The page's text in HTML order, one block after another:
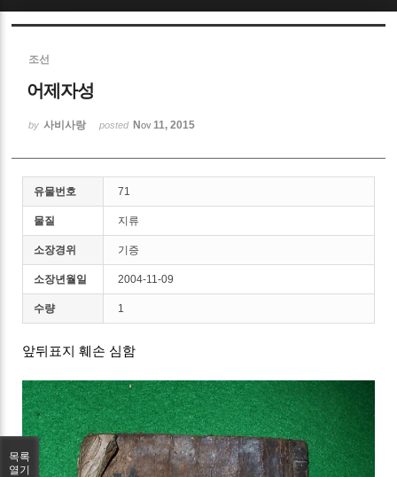
조선
어제자성
by 사비사랑 posted Nov 11, 2015
유물번호 71
물질 지류
소장경위 기증
소장년월일 2004-11-09
수량 1
앞뒤표지 훼손 심함
목록
열기
Sketchbook5, 스케치북5
Sketchbook5, 스케치북5